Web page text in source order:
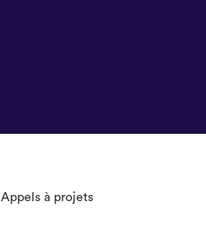
Appels à projets